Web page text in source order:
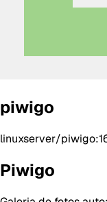
piwigo
linuxserver/
Piwigo